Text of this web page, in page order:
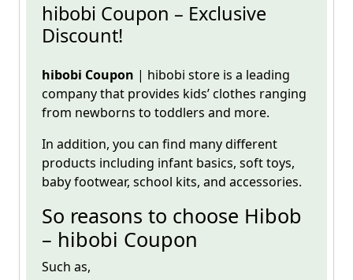
hibobi Coupon – Exclusive
Discount!
hibobi Coupon | hibobi store is a leading
company that provides kids’ clothes ranging
from newborns to toddlers and more.
In addition, you can find many different
products including infant basics, soft toys,
baby footwear, school kits, and accessories.
So reasons to choose Hibob
– hibobi Coupon
Such as,